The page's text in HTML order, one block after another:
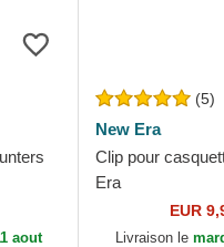
aout
(5)
New Era
Clip pour
Era
EUR
Livraison le